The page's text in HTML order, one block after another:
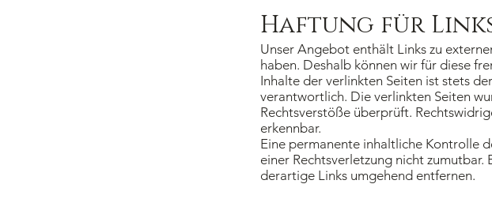
Haftung für
Unser Angebot enthält Links zu
haben. Deshalb können wir für diese
Inhalte der verlinkten Seiten ist stets
verantwortlich. Die verlinkten Seiten
Rechtsverstöße überprüft.
erkennbar.
Eine permanente inhaltliche Kontrolle
einer Rechtsverletzung nicht
derartige Links umgehend entfernen.